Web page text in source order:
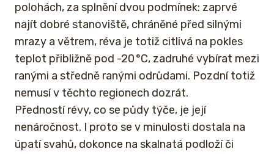
polohách, za splnění dvou podmínek: zaprvé
najít dobré stanoviště, chráněné před silnými
mrazy a větrem, réva je totiž citlivá na pokles
teplot přibližně pod -20 °C, zadruhé vybírat mezi
ranými a středně ranými odrůdami. Pozdní totiž
nemusí v těchto regionech dozrát.
Předností révy, co se půdy týče, je její
nenáročnost. I proto se v minulosti dostala na
úpatí svahů, dokonce na skalnatá podloží či